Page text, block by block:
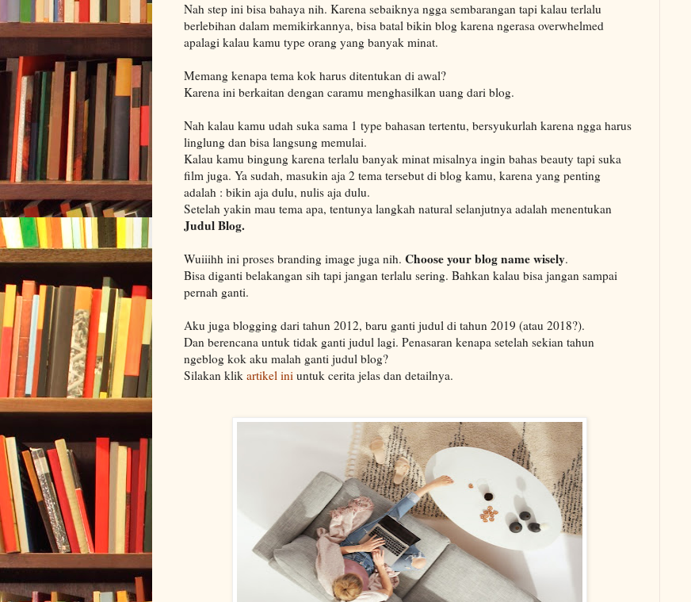
Nah step ini bisa bahaya nih. Karena sebaiknya ngga sembarangan tapi kalau terlalu
berlebihan dalam memikirkannya, bisa batal bikin blog karena ngerasa overwhelmed
apalagi kalau kamu type orang yang banyak minat.
Memang kenapa tema kok harus ditentukan di awal?
Karena ini berkaitan dengan caramu menghasilkan uang dari blog.
Nah kalau kamu udah suka sama 1 type bahasan tertentu, bersyukurlah karena ngga harus
linglung dan bisa langsung memulai.
Kalau kamu bingung karena terlalu banyak minat misalnya ingin bahas beauty tapi suka
film juga. Ya sudah, masukin aja 2 tema tersebut di blog kamu, karena yang penting
adalah : bikin aja dulu, nulis aja dulu.
Setelah yakin mau tema apa, tentunya langkah natural selanjutnya adalah menentukan
Judul Blog.
Wuiiihh ini proses branding image juga nih. Choose your blog name wisely.
Bisa diganti belakangan sih tapi jangan terlalu sering. Bahkan kalau bisa jangan sampai
pernah ganti.
Aku juga blogging dari tahun 2012, baru ganti judul di tahun 2019 (atau 2018?).
Dan berencana untuk tidak ganti judul lagi. Penasaran kenapa setelah sekian tahun
ngeblog kok aku malah ganti judul blog?
Silakan klik artikel ini untuk cerita jelas dan detailnya.